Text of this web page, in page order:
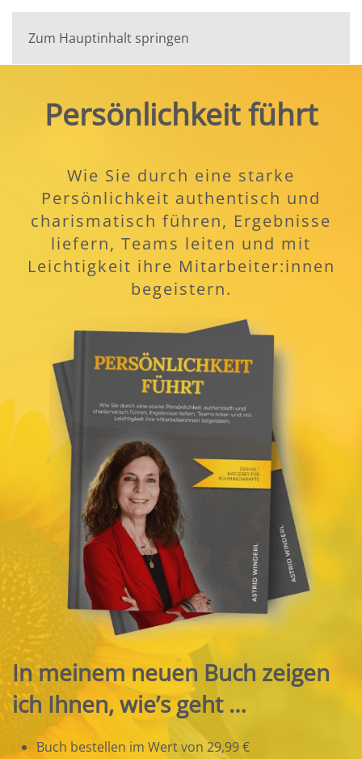
Zum Hauptinhalt springen
Persönlichkeit führt
Wie Sie durch eine starke
Persönlichkeit authentisch und
charismatisch führen, Ergebnisse
liefern, Teams leiten und mit
Leichtigkeit ihre Mitarbeiter:innen
begeistern.
In meinem neuen Buch zeigen
ich Ihnen, wie’s geht …
Buch bestellen im Wert von 29,99 €